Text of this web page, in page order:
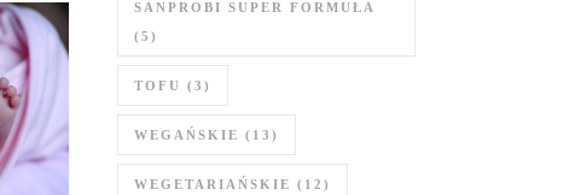
SANPROBI SUPER FORMUŁA
(5)
TOFU (3)
WEGAŃSKIE (13)
WEGETARIAŃSKIE (12)